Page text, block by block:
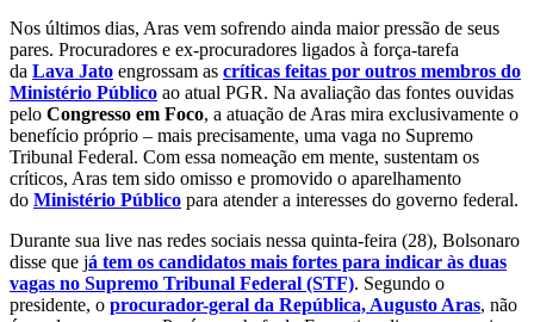
Nos últimos dias, Aras vem sofrendo ainda maior pressão de seus
pares. Procuradores e ex-procuradores ligados à força-tarefa
da Lava Jato engrossam as críticas feitas por outros membros do
Ministério Público ao atual PGR. Na avaliação das fontes ouvidas
pelo Congresso em Foco, a atuação de Aras mira exclusivamente o
benefício próprio – mais precisamente, uma vaga no Supremo
Tribunal Federal. Com essa nomeação em mente, sustentam os
críticos, Aras tem sido omisso e promovido o aparelhamento
do Ministério Público para atender a interesses do governo federal.
Durante sua live nas redes sociais nessa quinta-feira (28), Bolsonaro
disse que já tem os candidatos mais fortes para indicar às duas
vagas no Supremo Tribunal Federal (STF). Segundo o
presidente, o procurador-geral da República, Augusto Aras, não